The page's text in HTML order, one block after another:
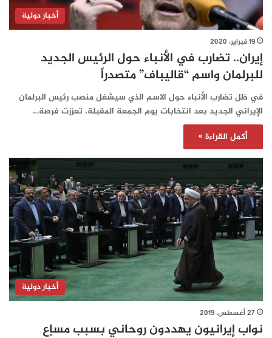
أخبار دولية
19 فبراير، 2020
إيران.. تضارب في الأنباء حول الرئيس الجديد
للبرلمان واسم “قاليباف” متصدراً
في ظل تضارب الأنباء حول الاسم الذي سيشغل منصب رئيس البرلمان
الإيراني الجديد بعد انتخابات يوم الجمعة المقبلة، تعززت فرصة…
أكمل القراءة »
أخبار دولية
27 أغسطس، 2019
نواب إيرانيون يهددون روحاني بسبب مساٍع